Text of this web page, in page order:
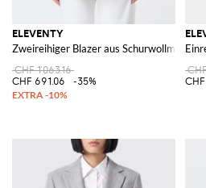
ELEVENTY
Zweireihiger Blazer aus
CHF 1'063.16
CHF 691.06
-35%